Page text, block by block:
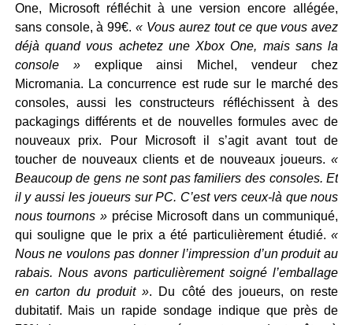
One, Microsoft réfléchit à une version encore allégée,
sans console, à 99€.« Vous aurez tout ce que vous avez
déjà quand vous achetez une Xbox One, mais sans la
console »explique ainsi Michel, vendeur chez
Micromania. La concurrence est rude sur le marché des
consoles, aussi les constructeurs réfléchissent à des
packagings différents et de nouvelles formules avec de
nouveaux prix. Pour Microsoft il s’agit avant tout de
toucher de nouveaux clients et de nouveaux joueurs.«
Beaucoup de gens ne sont pas familiers des consoles. Et
il y aussi les joueurs sur PC. C’est vers ceux-là que nous
nous tournons » précise Microsoft dans un communiqué,
qui souligne que le prix a été particulièrement étudié.«
Nous ne voulons pas donner l’impression d’un produit au
rabais. Nous avons particulièrement soigné l’emballage
en carton du produit ». Du côté des joueurs, on reste
dubitatif. Mais un rapide sondage indique que près de